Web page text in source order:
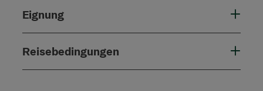
Eignung
Reisebedingungen